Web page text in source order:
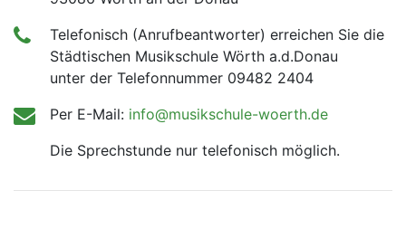
Telefonisch (Anrufbeantworter) erreichen Sie die
Städtischen Musikschule Wörth a.d.Donau
unter der Telefonnummer 09482 2404
Per E-Mail: info@musikschule-woerth.de
Die Sprechstunde nur telefonisch möglich.